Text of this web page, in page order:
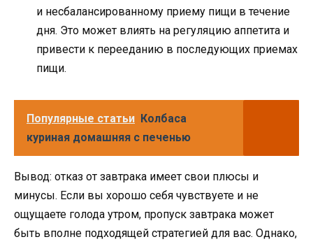
и несбалансированному приему пищи в течение
дня. Это может влиять на регуляцию аппетита и
привести к перееданию в последующих приемах
пищи.
Популярные статьи Колбаса
куриная домашняя с печенью
Вывод: отказ от завтрака имеет свои плюсы и
минусы. Если вы хорошо себя чувствуете и не
ощущаете голода утром, пропуск завтрака может
быть вполне подходящей стратегией для вас. Однако,